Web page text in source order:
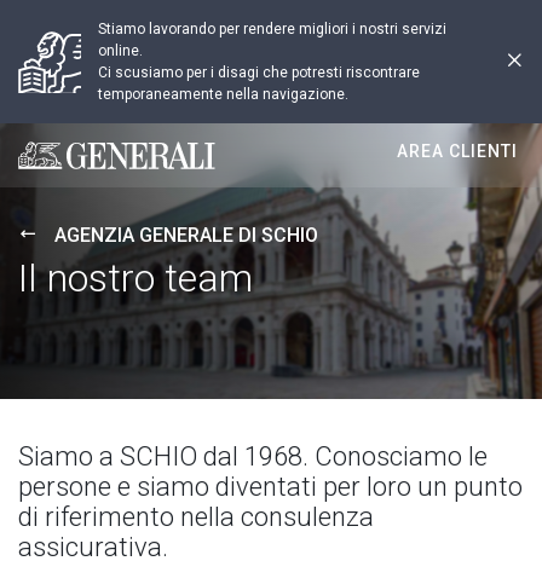
Stiamo lavorando per rendere migliori i nostri servizi
online.
Ci scusiamo per i disagi che potresti riscontrare
temporaneamente nella navigazione.
Generali logo
AREA CLIENTI
AGENZIA GENERALE DI SCHIO
Il nostro team
Siamo a SCHIO dal 1968. Conosciamo le
persone e siamo diventati per loro un punto
di riferimento nella consulenza
assicurativa.